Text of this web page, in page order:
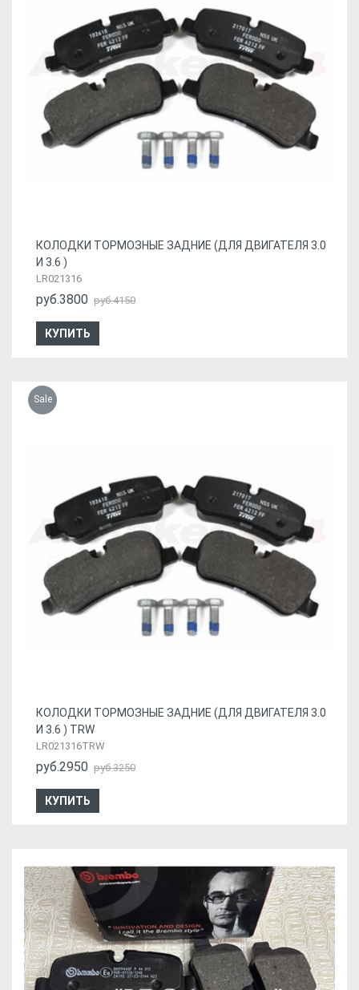
КОЛОДКИ ТОРМОЗНЫЕ ЗАДНИЕ (ДЛЯ ДВИГАТЕЛЯ 3.0
И 3.6 )
LR021316
руб.3800 руб.4150
КУПИТЬ
Sale
КОЛОДКИ ТОРМОЗНЫЕ ЗАДНИЕ (ДЛЯ ДВИГАТЕЛЯ 3.0
И 3.6 ) TRW
LR021316TRW
руб.2950 руб.3250
КУПИТЬ